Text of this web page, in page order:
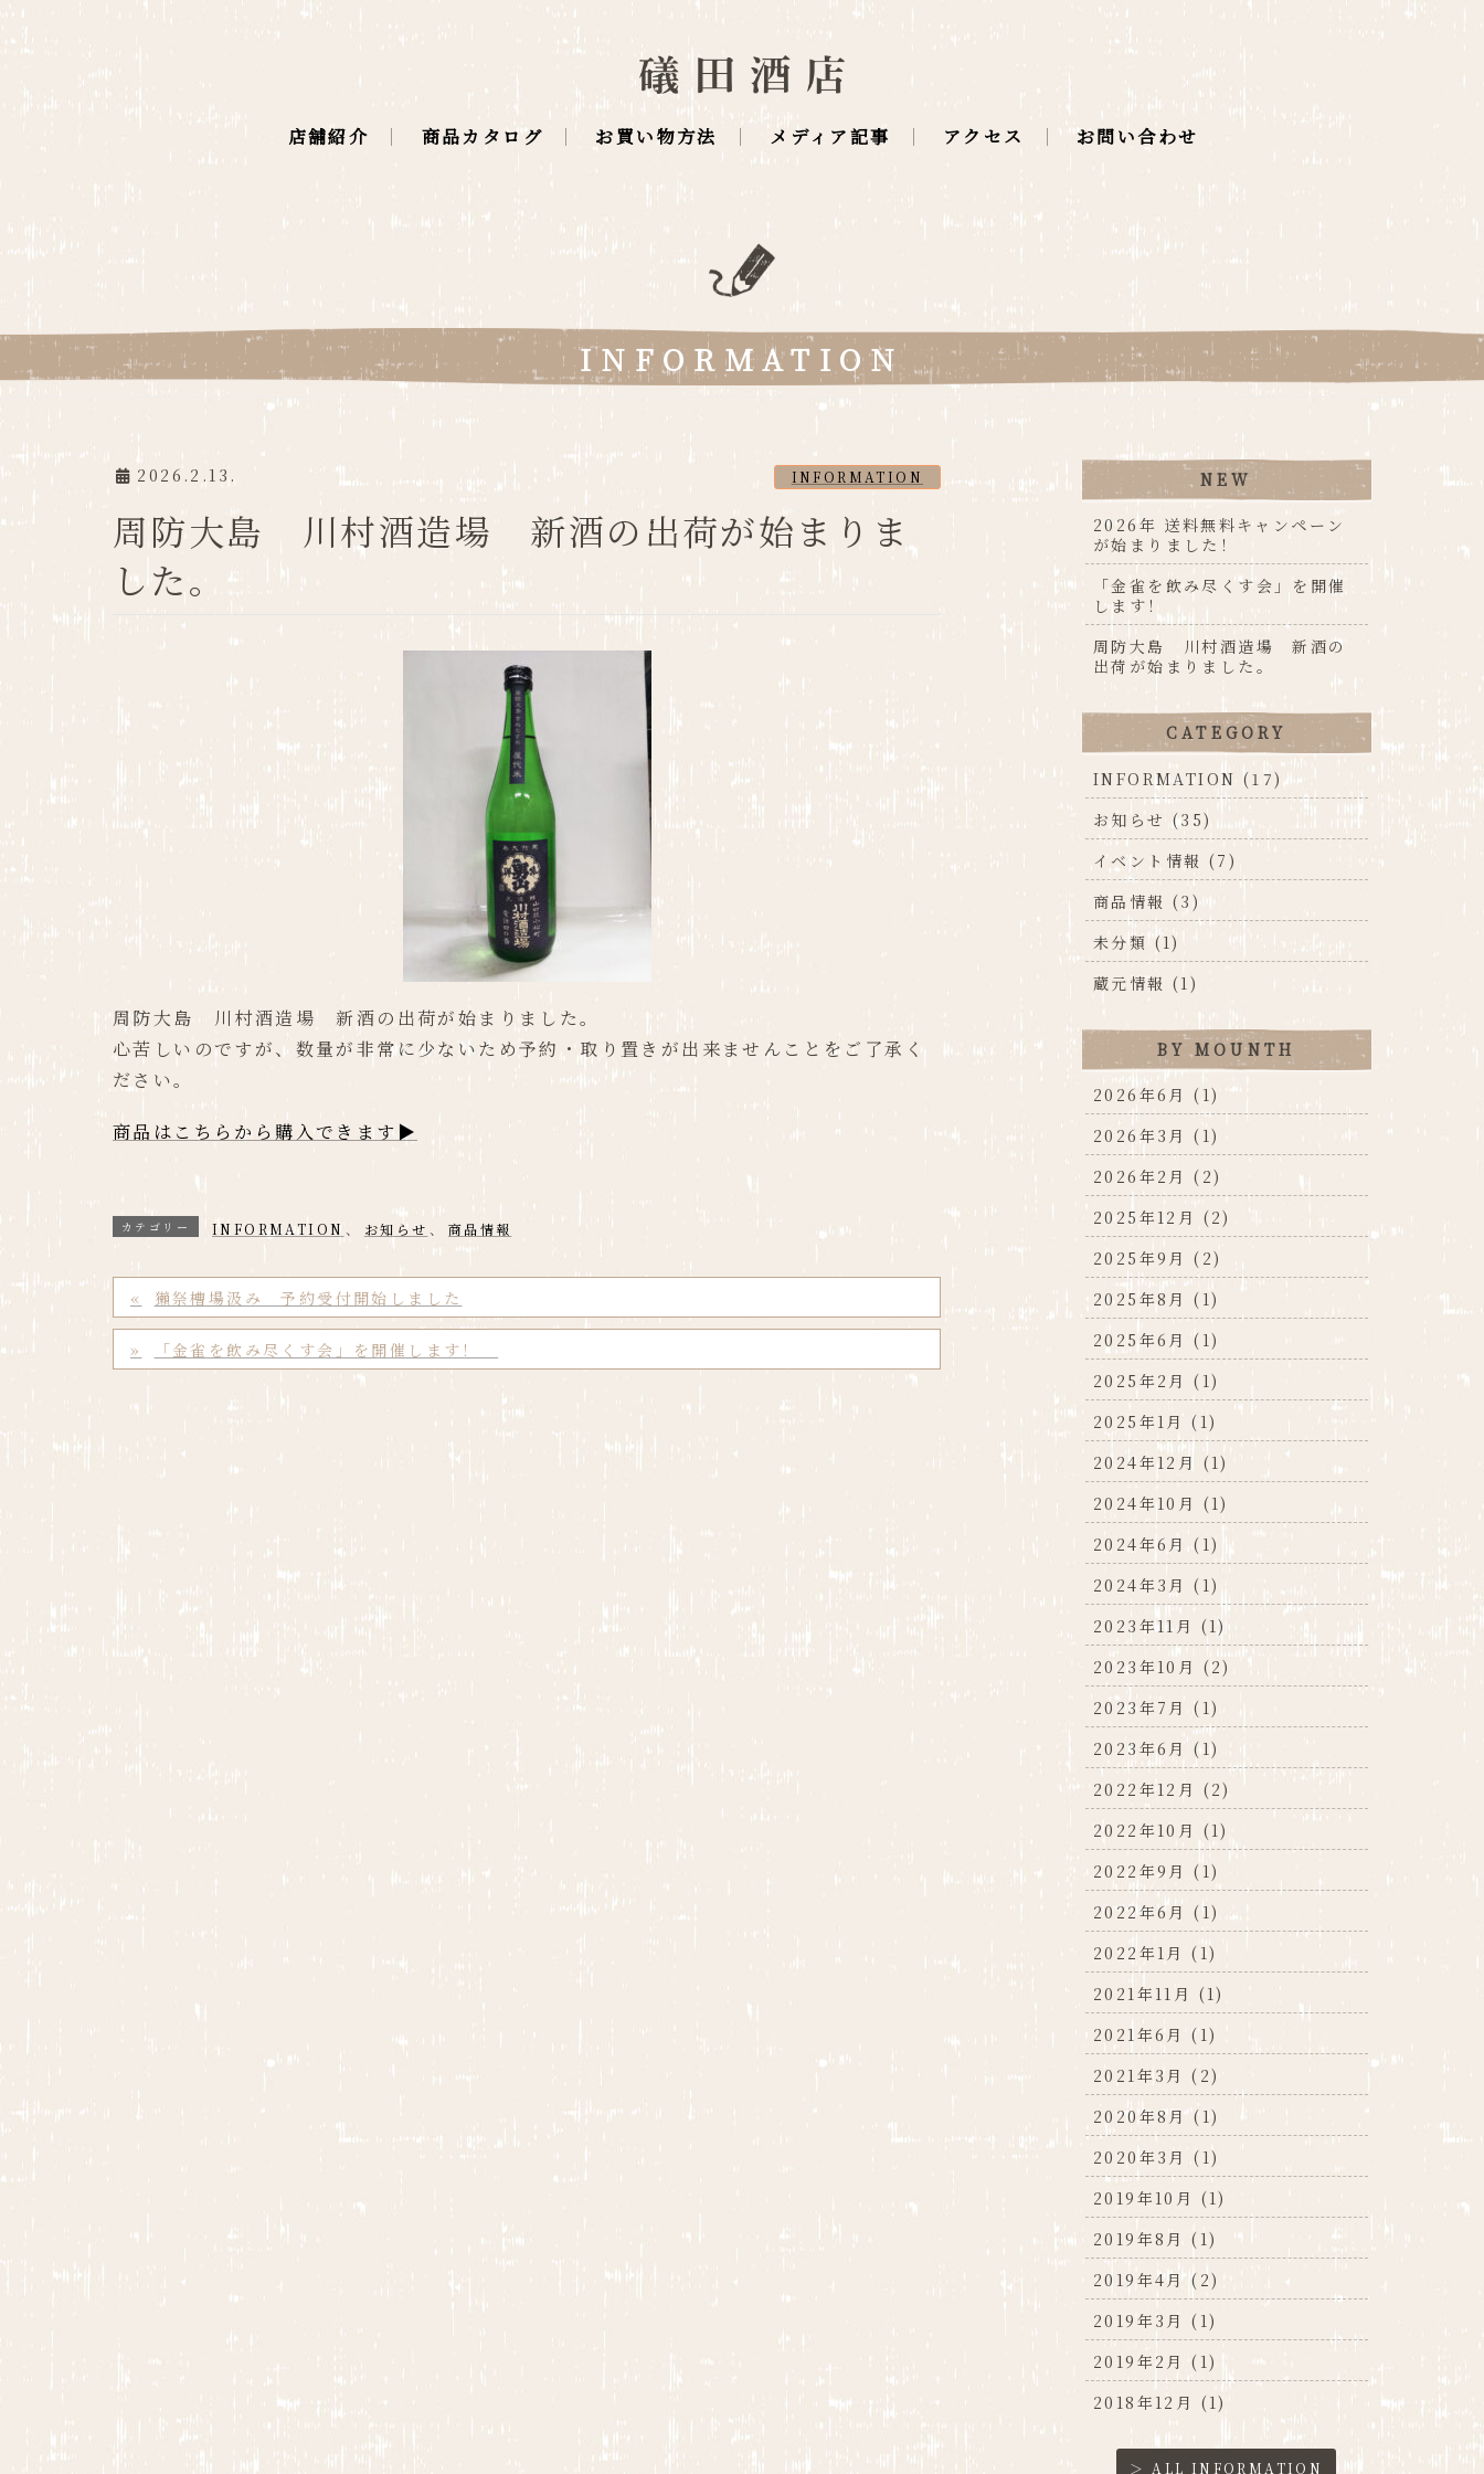
店舗紹介 商品カタログ お買い物方法 メディア記事 アクセス お問い合わせ
INFORMATION
2026.2.13. INFORMATION
周防大島 川村酒造場 新酒の出荷が始まりま
した。
周防大島 川村酒造場 新酒の出荷が始まりました。
心苦しいのですが、数量が非常に少ないため予約・取り置きが出来ませんことをご了承く
ださい。
商品はこちらから購入できます▶
カテゴリー INFORMATION 、 お知らせ 、 商品情報
獺祭槽場汲み 予約受付開始しました
「金雀を飲み尽くす会」を開催します！
NEW
2026年 送料無料キャンペーン
が始まりました！
「金雀を飲み尽くす会」を開催
します！
周防大島 川村酒造場 新酒の
出荷が始まりました。
CATEGORY
INFORMATION (17)
お知らせ (35)
イベント情報 (7)
商品情報 (3)
未分類 (1)
蔵元情報 (1)
BY MOUNTH
2026年6月 (1)
2026年3月 (1)
2026年2月 (2)
2025年12月 (2)
2025年9月 (2)
2025年8月 (1)
2025年6月 (1)
2025年2月 (1)
2025年1月 (1)
2024年12月 (1)
2024年10月 (1)
2024年6月 (1)
2024年3月 (1)
2023年11月 (1)
2023年10月 (2)
2023年7月 (1)
2023年6月 (1)
2022年12月 (2)
2022年10月 (1)
2022年9月 (1)
2022年6月 (1)
2022年1月 (1)
2021年11月 (1)
2021年6月 (1)
2021年3月 (2)
2020年8月 (1)
2020年3月 (1)
2019年10月 (1)
2019年8月 (1)
2019年4月 (2)
2019年3月 (1)
2019年2月 (1)
2018年12月 (1)
＞ ALL INFORMATION